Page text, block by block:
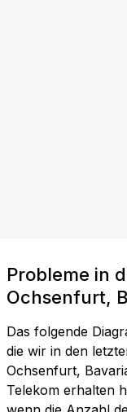
Probleme in
Ochsenfurt,
Das folgende
die wir in den
Ochsenfurt,
Telekom erhalten